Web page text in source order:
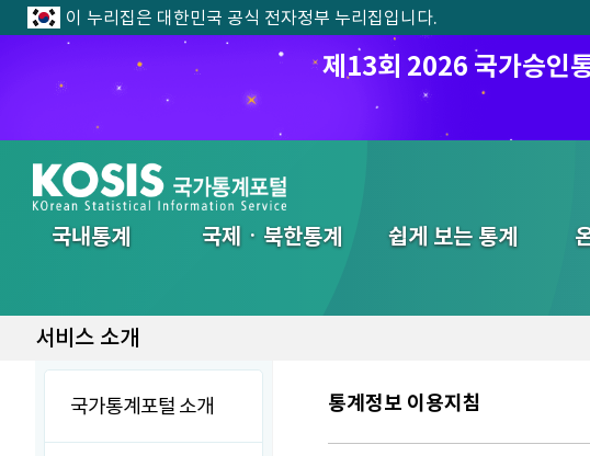
이 누리집은 대한민국 공식 전자정부 누리집입니다.
제13회 2026 국가승인
국내통계 국제ㆍ북한통계 쉽게 보는 통계
서비스 소개
국가통계포털 소개 통계정보 이용지침